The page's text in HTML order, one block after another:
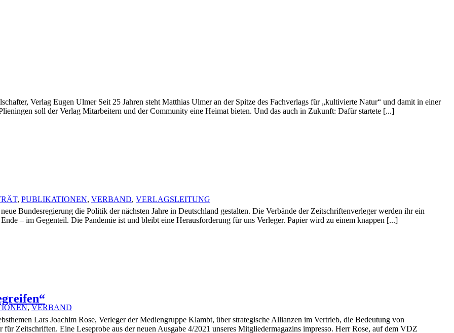
, PUBLIKATIONEN, VERBAND, VERLAGSLEITUNG
Verlag Eugen Ulmer Seit 25 Jahren steht Matthias Ulmer an der Spitze des Fachverlags für „kultivierte Natur“ und damit in einer
soll der Verlag Mitarbeitern und der Community eine Heimat bieten. Und das auch in Zukunft: Dafür startete [...]
,VERBAND
Bundesregierung die Politik der nächsten Jahre in Deutschland gestalten. Die Verbände der Zeitschriftenverleger werden ihr ein
– im Gegenteil. Die Pandemie ist und bleibt eine Herausforderung für uns Verleger. Papier wird zu einem knappen [...]
Lars Joachim Rose, Verleger der Mediengruppe Klambt, über strategische Allianzen im Vertrieb, die Bedeutung von
Zeitschriften. Eine Leseprobe aus der neuen Ausgabe 4/2021 unseres Mitgliedermagazins impresso. Herr Rose, auf dem VDZ